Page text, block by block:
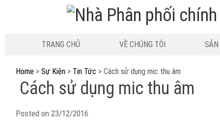
TRANG CHỦ VỀ CHÚNG TÔI
Home >Sự Kiện > Tin Tức >Cách sử dụng mic thu âm
Cách sử dụng mic thu âm
Posted on23/12/2016